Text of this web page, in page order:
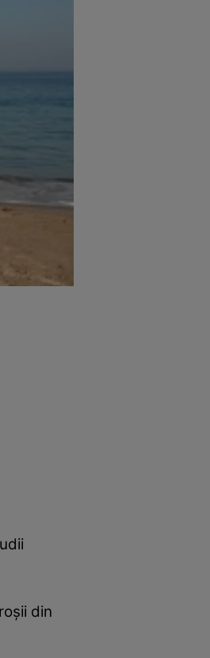
din